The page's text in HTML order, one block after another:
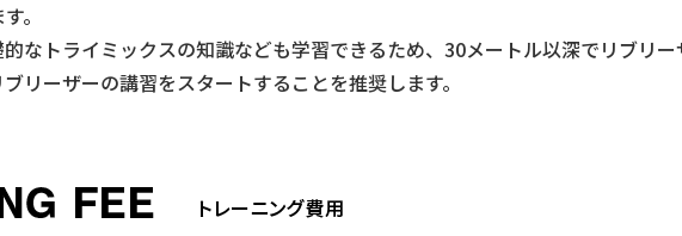
。
なトライミックスの知識なども学習できるため、30メートル以深でリブリ
リーザーの講習をスタートすることを推奨します。